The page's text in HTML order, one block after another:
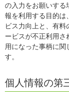
の入力をお願いする
報を利用する目的は
ビス力向上と、有
ービスが不正利用さ
用になった事柄に関
す。
個人情報の第